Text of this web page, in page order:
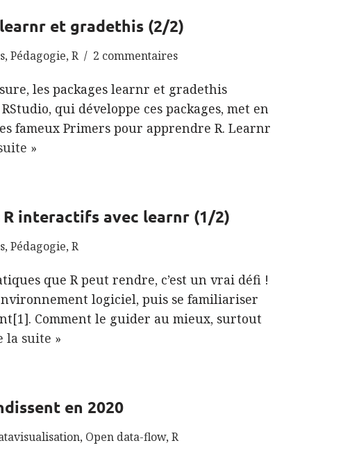
et gradethis (2/2)
,Pédagogie,R 2 commentaires
les packages learnr et gradethis
qui développe ces packages, met en
fameux Primers pour apprendre R. Learnr
»
interactifs avec learnr (1/2)
,Pédagogie,R
que R peut rendre, c’est un vrai défi !
logiciel, puis se familiariser
Comment le guider au mieux, surtout
la suite »
en 2020
, Open data-flow,R